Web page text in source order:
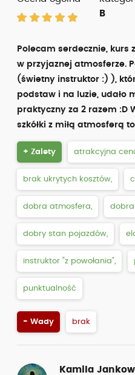
B
Polecam serdecznie, kurs
w przyjaznej atmosferze.
(świetny instruktor :) ),
podstaw i na luzie, udało
praktyczny za 2 razem :D
szkółki z miłą atmosferą
+ Zalety atrakcyjna
brak ukrytych kosztów,
dobra atmosfera, dobra
dobry stan pojazdów,
instruktor “z powołania”,
punktualność
- Wady brak
Kamila